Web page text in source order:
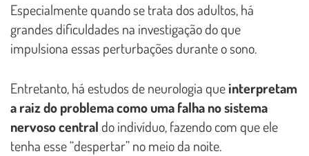
Especialmente quando se trata dos adultos, há
grandes dificuldades na investigação do que
impulsiona essas perturbações durante o sono.
Entretanto, há estudos de neurologia queinterpretam
a raiz do problema como uma falha no sistema
nervoso central do indivíduo, fazendo com que ele
tenha esse “despertar” no meio da noite.